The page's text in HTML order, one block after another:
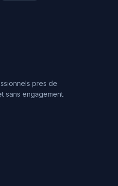
pres de
sans engagement.